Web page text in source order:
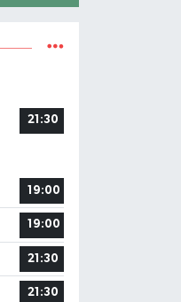
21:30
19:00
19:00
21:30
21:30